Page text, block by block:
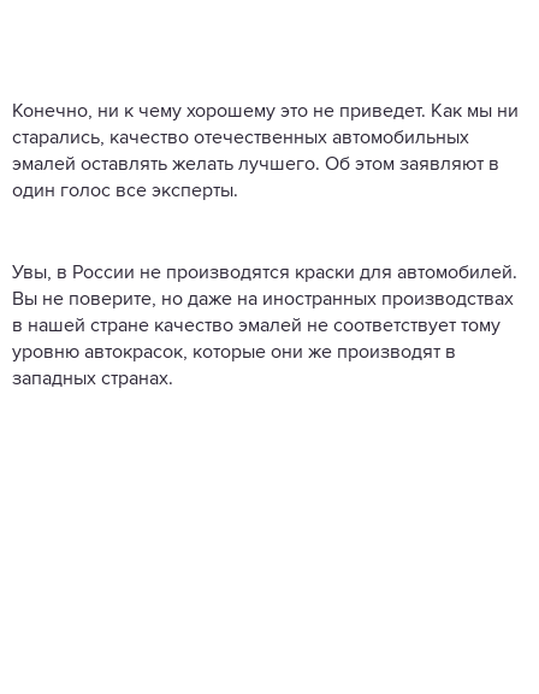
Конечно, ни к чему хорошему это не приведет. Как мы ни
старались, качество отечественных автомобильных
эмалей оставлять желать лучшего. Об этом заявляют в
один голос все эксперты.
Увы, в России не производятся краски для автомобилей.
Вы не поверите, но даже на иностранных производствах
в нашей стране качество эмалей не соответствует тому
уровню автокрасок, которые они же производят в
западных странах.